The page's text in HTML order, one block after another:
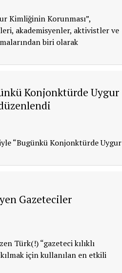
Kimliğinin Korunması”,
akademisyenler, aktivistler ve
biri olarak
Konjonktürde Uygur
“Bugünkü Konjonktürde Uygur
Gazeteciler
Türk(!) “gazeteci kılıklı
için kullanılan en etkili